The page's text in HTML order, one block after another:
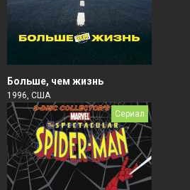
Больше, чем жизнь
1996, США
Сериал